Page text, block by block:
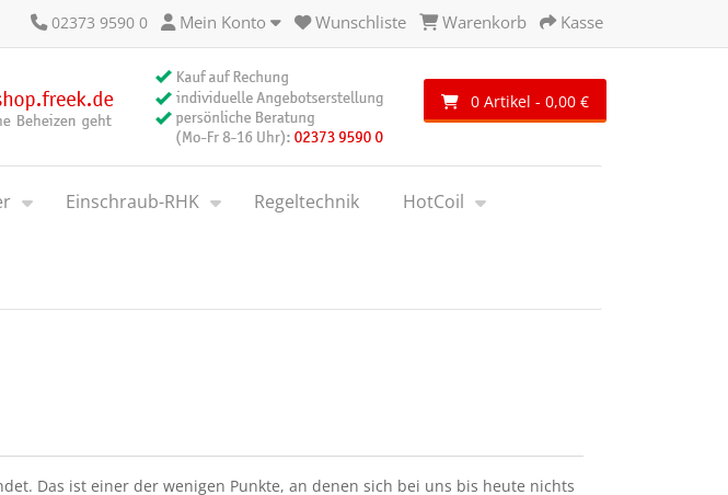
02373 9590 0 Mein Konto Wunschliste Warenkorb Kasse
0 Artikel - 0,00 €
Einschraub-RHK Regeltechnik HotCoil
Das ist einer der wenigen Punkte, an denen sich bei uns bis heute nichts